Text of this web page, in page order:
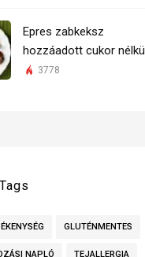
Epres zabkeksz
hozzáadott cukor nélkül
3778
GLUTÉNMENTES
NAPLÓ TEJALLERGIA